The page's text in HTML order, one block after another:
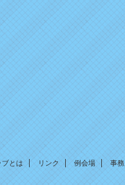
ブログ＆ニュースを更新
2025年7月8日
新年度の更新をしました
2025年1月22日
ブログ＆ニュースを更新
2024年12月31日
ブログ＆ニュースを更
2024年12月10日
ブログ＆ニュースを更
ブとは リンク 例会場 事